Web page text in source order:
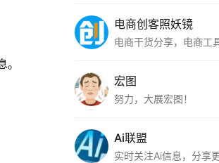
电商创客照妖镜
电商干货分享，电商工
宏图
努力，大展宏图！
Ai联盟
实时关注Ai信息，分享